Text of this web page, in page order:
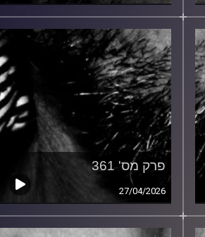
פרק מס' 361
27/04/2026